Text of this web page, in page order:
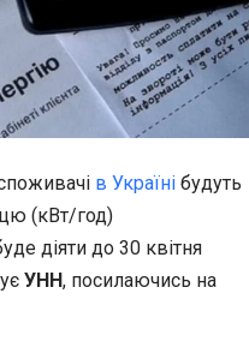
в Україні будуть
(кВт/год)
діяти до 30 квітня
УНН, посилаючись на